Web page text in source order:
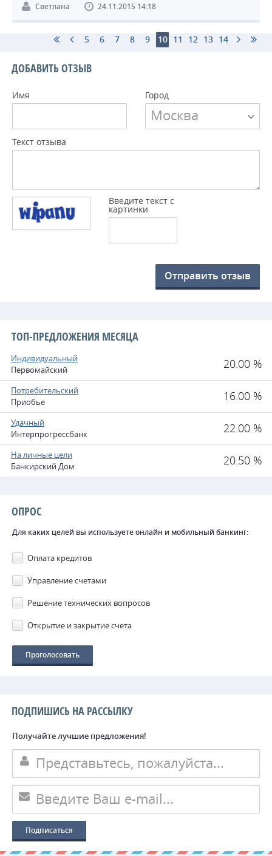
Светлана 24.11.2015 14:18
5 6 7 8 9 10 11 12 13 14
ДОБАВИТЬ ОТЗЫВ
Имя Город
Москва
Текст отзыва
Введите текст с
картинки
Отправить отзыв
ТОП-ПРЕДЛОЖЕНИЯ МЕСЯЦА
Индивидуальный
Первомайский
20.00 %
Потребительский
Приобье
16.00 %
Удачный
Интерпрогрессбанк
22.00 %
На личные цели
Банкирский Дом
20.50 %
ОПРОС
Для каких целей вы используете онлайн и мобильный банкинг:
Оплата кредитов
Управление счетами
Решение технических вопросов
Открытие и закрытие счета
ПОДПИШИСЬ НА РАССЫЛКУ
Получайте лучшие предложения!